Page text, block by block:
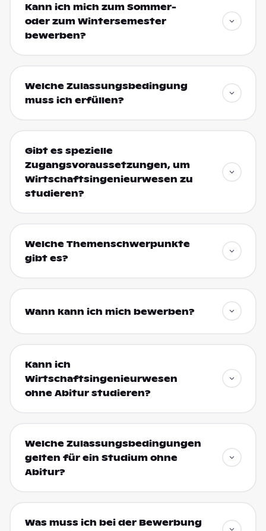
Kann ich mich zum Sommer-
oder zum Wintersemester
bewerben?
Welche Zulassungsbedingung
muss ich erfüllen?
Gibt es spezielle
Zugangsvoraussetzungen, um
Wirtschaftsingenieurwesen zu
studieren?
Welche Themenschwerpunkte
gibt es?
Wann kann ich mich bewerben?
Kann ich
Wirtschaftsingenieurwesen
ohne Abitur studieren?
Welche Zulassungsbedingungen
gelten für ein Studium ohne
Abitur?
Was muss ich bei der Bewerbung